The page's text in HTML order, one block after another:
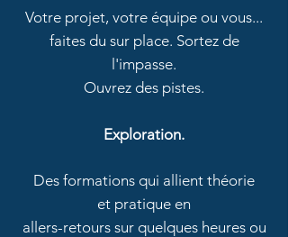
Votre projet, votre équipe ou vous...
faites du sur place. Sortez de
l'impasse.
Ouvrez des pistes.
Exploration.
Des formations qui allient théorie
et pratique en
allers-retourssur quelques heures ou